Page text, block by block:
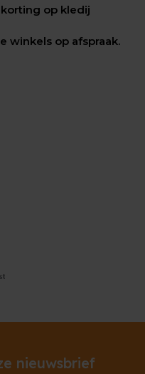
op kledij
winkels op afspraak.
nieuwsbrief